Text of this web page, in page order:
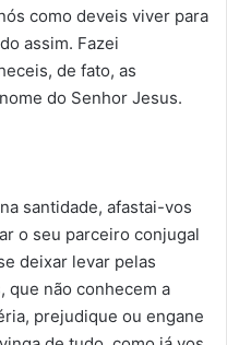
como deveis viver para
assim. Fazei
de fato, as
do Senhor Jesus.
santidade, afastai-vos
o seu parceiro conjugal
deixar levar pelas
que não conhecem a
prejudique ou engane